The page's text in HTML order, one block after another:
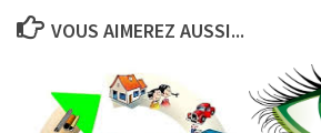
VOUS AIMEREZ AUSSI...